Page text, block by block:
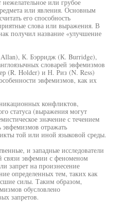
или грубое
или явления. Основным
его способность
слова или выражения. В
получил название «улучшение
К. Бэрридж (К. Burridge),
словарей эвфемизмов
(R. Holder) и Н. Риз (N. Ress)
эвфемизмов, как их
конфликтов,
статуса (выражения могут
значение с течением
эвфемизмов отражать
той или иной языковой среды.
и западные исследователи
связи эвфемии с феноменом
запрет на произнесение
определенных тем, таких как
силы. Таким образом,
обусловлено
запретов.